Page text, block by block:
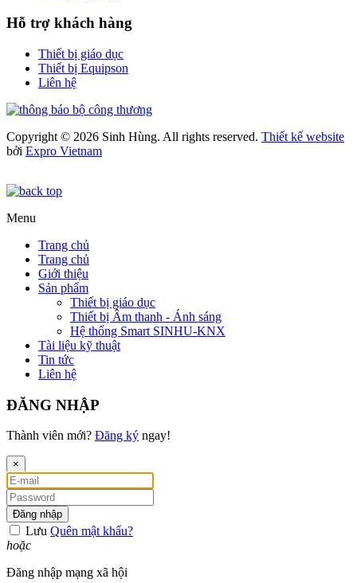
Hỗ trợ khách hàng
Thiết bị giáo dục
Thiết bị Equipson
Liên hệ
Copyright © 2026 Sinh Hùng. All rights reserved. Thiết kế website
bởi Expro Vietnam
Menu
Trang chủ
Trang chủ
Giới thiệu
Sản phẩm
Thiết bị giáo dục
Thiết bị Âm thanh - Ánh sáng
Hệ thống Smart SINHU-KNX
Tài liệu kỹ thuật
Tin tức
Liên hệ
ĐĂNG NHẬP
Thành viên mới? Đăng ký ngay!
×
Đăng nhập
Lưu Quên mật khẩu?
hoặc
Đăng nhập mạng xã hội